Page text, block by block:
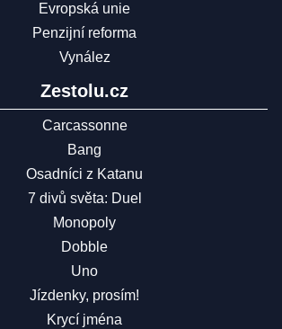
Evropská unie
Penzijní reforma
Vynález
Zestolu.cz
Carcassonne
Bang
Osadníci z Katanu
7 divů světa: Duel
Monopoly
Dobble
Uno
Jízdenky, prosím!
Krycí jména